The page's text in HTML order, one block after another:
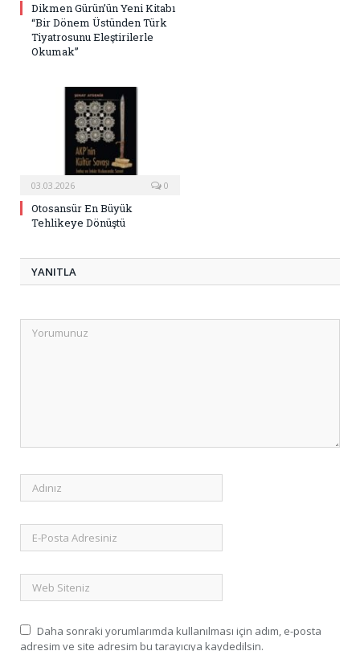
Dikmen Gürün’ün Yeni Kitabı
“Bir Dönem Üstünden Türk
Tiyatrosunu Eleştirilerle
Okumak”
03.03.2026 0
Otosansür En Büyük
Tehlikeye Dönüştü
YANITLA
Daha sonraki yorumlarımda kullanılması için adım, e-posta
adresim ve site adresim bu tarayıcıya kaydedilsin.